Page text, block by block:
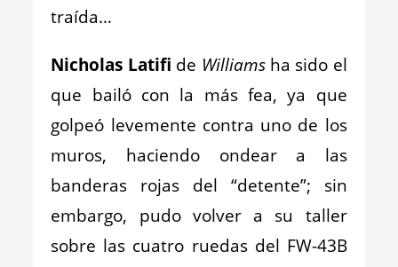
traída…
Nicholas Latifi de Williamsha sido el
que bailó con la más fea, ya que
golpeó levemente contra uno de los
muros, haciendo ondear a las
banderas rojas del “detente”; sin
embargo, pudo volver a su taller
sobre las cuatro ruedas del FW-43B